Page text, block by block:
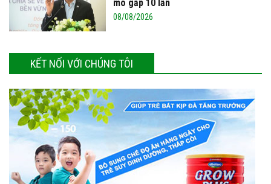
mô gấp 10 lần
08/08/2026
KẾT NỐI VỚI CHÚNG TÔI